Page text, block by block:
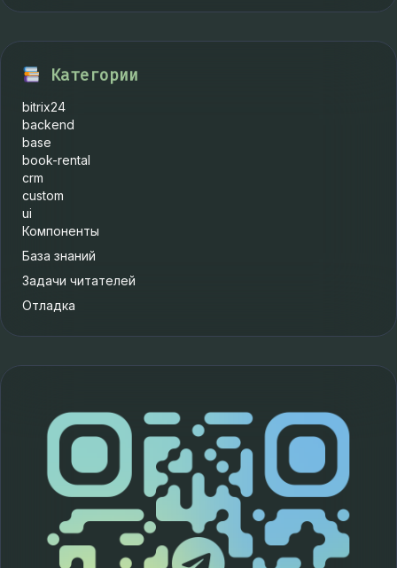
Категории
bitrix24
backend
base
book-rental
crm
custom
ui
Компоненты
База знаний
Задачи читателей
Отладка